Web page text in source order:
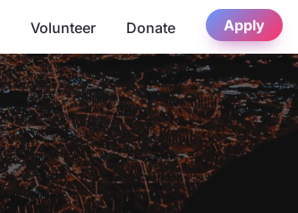
Volunteer Donate Apply